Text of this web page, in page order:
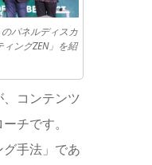
パネルディスカ
ングZEN」を紹
コンテンツ
チです。
グ手法」であ